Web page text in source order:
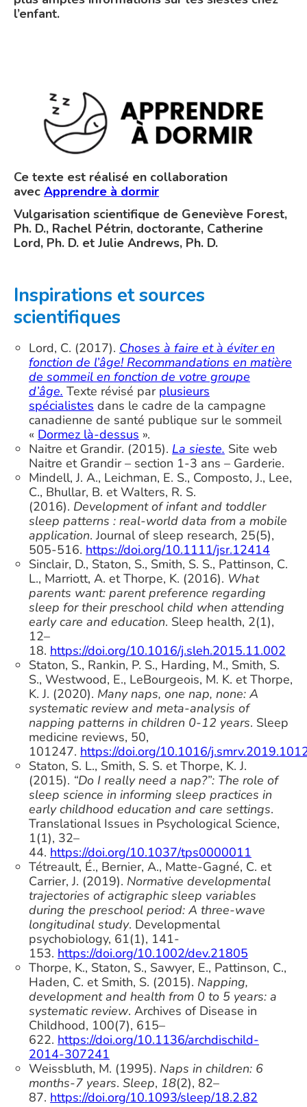
l’enfant.
Ce texte est réalisé en collaboration
avec Apprendre à dormir
Vulgarisation scientifique de Geneviève Forest,
Ph. D., Rachel Pétrin, doctorante, Catherine
Lord, Ph. D. et Julie Andrews, Ph. D.
Inspirations et sources
scientifiques
Lord, C. (2017). Choses à faire et à éviter en
fonction de l’âge! Recommandations en matière
de sommeil en fonction de votre groupe
d’âge. Texte révisé par plusieurs
spécialistes dans le cadre de la campagne
canadienne de santé publique sur le sommeil
« Dormez là-dessus ».
Naitre et Grandir. (2015). La sieste. Site web
Naitre et Grandir – section 1-3 ans – Garderie.
Mindell, J. A., Leichman, E. S., Composto, J., Lee,
C., Bhullar, B. et Walters, R. S.
(2016). Development of infant and toddler
sleep patterns : real-world data from a mobile
application. Journal of sleep research, 25(5),
505-516. https://doi.org/10.1111/jsr.12414
Sinclair, D., Staton, S., Smith, S. S., Pattinson, C.
L., Marriott, A. et Thorpe, K. (2016). What
parents want: parent preference regarding
sleep for their preschool child when attending
early care and education. Sleep health, 2(1),
12–
18. https://doi.org/10.1016/j.sleh.2015.11.002
Staton, S., Rankin, P. S., Harding, M., Smith, S.
S., Westwood, E., LeBourgeois, M. K. et Thorpe,
K. J. (2020). Many naps, one nap, none: A
systematic review and meta-analysis of
napping patterns in children 0-12 years. Sleep
medicine reviews, 50,
101247. https://doi.org/10.1016/
Staton, S. L., Smith, S. S. et Thorpe, K. J.
(2015). “Do I really need a nap?”: The role of
sleep science in informing sleep practices in
early childhood education and care settings.
Translational Issues in Psychological Science,
1(1), 32–
44. https://doi.org/10.1037/tps0000011
Tétreault, É., Bernier, A., Matte‐Gagné, C. et
Carrier, J. (2019). Normative developmental
trajectories of actigraphic sleep variables
during the preschool period: A three‐wave
longitudinal study. Developmental
psychobiology, 61(1), 141-
153. https://doi.org/10.1002/dev.21805
Thorpe, K., Staton, S., Sawyer, E., Pattinson, C.,
Haden, C. et Smith, S. (2015). Napping,
development and health from 0 to 5 years: a
systematic review. Archives of Disease in
Childhood, 100(7), 615–
622. https://doi.org/10.1136/archdischild-
2014-307241
Weissbluth, M. (1995). Naps in children: 6
months-7 years. Sleep, 18(2), 82–
87. https://doi.org/10.1093/sleep/18.2.82